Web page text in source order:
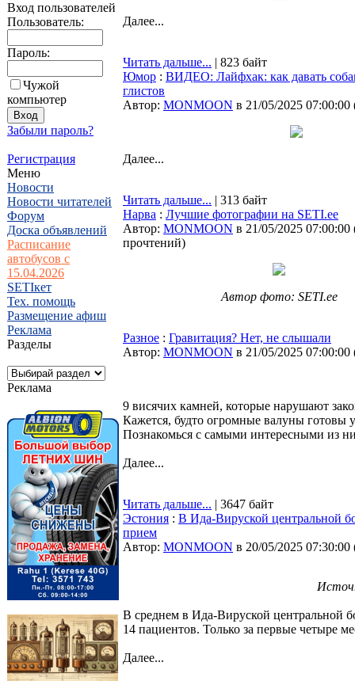
Вход пользователей
Пользователь:
Пароль:
Чужой
компьютер
Забыли пароль?
Регистрация
Меню
Новости
Новости читателей
Форум
Доска объявлений
Расписание
автобусов с
15.04.2026
SETIкет
Тех. помощь
Размещение афиш
Реклама
Разделы
Реклама
Далее...
Читать дальше... | 823 байт
Юмор : ВИДЕО: Лайфхак: как давать
глистов
Автор: MONMOON в 21/05/2025 07:00:00
Далее...
Читать дальше... | 313 байт
Нарва : Лучшие фотографии на SETI.ee
Автор: MONMOON в 21/05/2025 07:00:00
прочтений)
Автор фото: SETI.ee
Разное : Гравитация? Нет, не слышали
Автор: MONMOON в 21/05/2025 07:00:00
9 висячих камней, которые нарушают
Кажется, будто огромные валуны готовы
Познакомься с самыми интересными из
Далее...
Читать дальше... | 3647 байт
Эстония : В Ида-Вируской центральной
прием
Автор: MONMOON в 20/05/2025 07:30:00
В среднем в Ида-Вируской центральной
14 пациентов. Только за первые четыре
Далее...